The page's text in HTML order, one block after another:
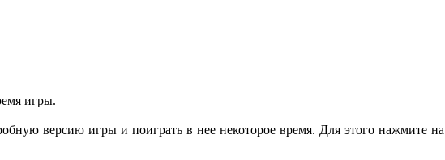
игры.
версию игры и поиграть в нее некоторое время. Для этого нажмите на